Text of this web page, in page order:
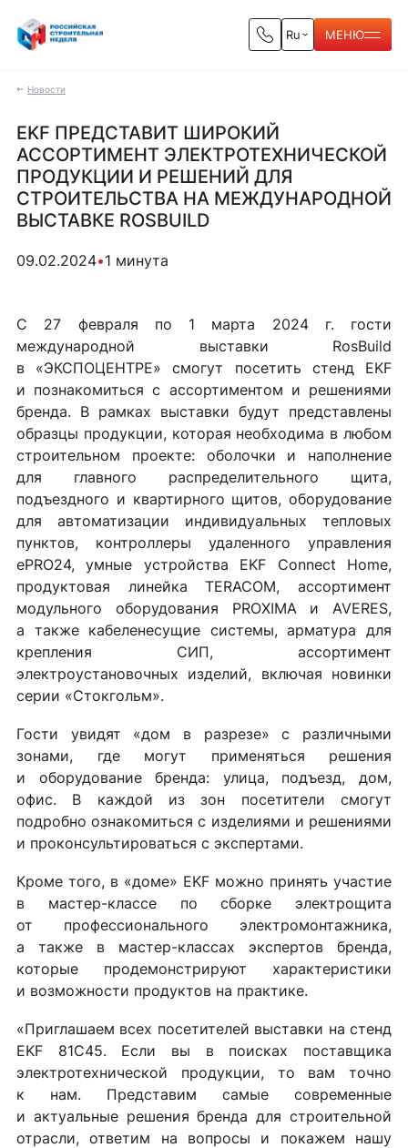
Ru МЕНЮ
Новости
EKF ПРЕДСТАВИТ ШИРОКИЙ
АССОРТИМЕНТ ЭЛЕКТРОТЕХНИЧЕСКОЙ
ПРОДУКЦИИ И РЕШЕНИЙ ДЛЯ
СТРОИТЕЛЬСТВА НА МЕЖДУНАРОДНОЙ
ВЫСТАВКЕ ROSBUILD
09.02.2024•1 минута
С 27 февраля по 1 марта 2024 г. гости
международной выставки RosBuild
в «ЭКСПОЦЕНТРЕ» смогут посетить стенд EKF
и познакомиться с ассортиментом и решениями
бренда. В рамках выставки будут представлены
образцы продукции, которая необходима в любом
строительном проекте: оболочки и наполнение
для главного распределительного щита,
подъездного и квартирного щитов, оборудование
для автоматизации индивидуальных тепловых
пунктов, контроллеры удаленного управления
ePRO24, умные устройства EKF Connect Home,
продуктовая линейка TERACOM, ассортимент
модульного оборудования PROXIMA и AVERES,
а также кабеленесущие системы, арматура для
крепления СИП, ассортимент
электроустановочных изделий, включая новинки
серии «Стокгольм».
Гости увидят «дом в разрезе» с различными
зонами, где могут применяться решения
и оборудование бренда: улица, подъезд, дом,
офис. В каждой из зон посетители смогут
подробно ознакомиться с изделиями и решениями
и проконсультироваться с экспертами.
Кроме того, в «доме» EKF можно принять участие
в мастер-классе по сборке электрощита
от профессионального электромонтажника,
а также в мастер-классах экспертов бренда,
которые продемонстрируют характеристики
и возможности продуктов на практике.
«Приглашаем всех посетителей выставки на стенд
EKF 81C45. Если вы в поисках поставщика
электротехнической продукции, то вам точно
к нам. Представим самые современные
и актуальные решения бренда для строительной
отрасли, ответим на вопросы и покажем нашу